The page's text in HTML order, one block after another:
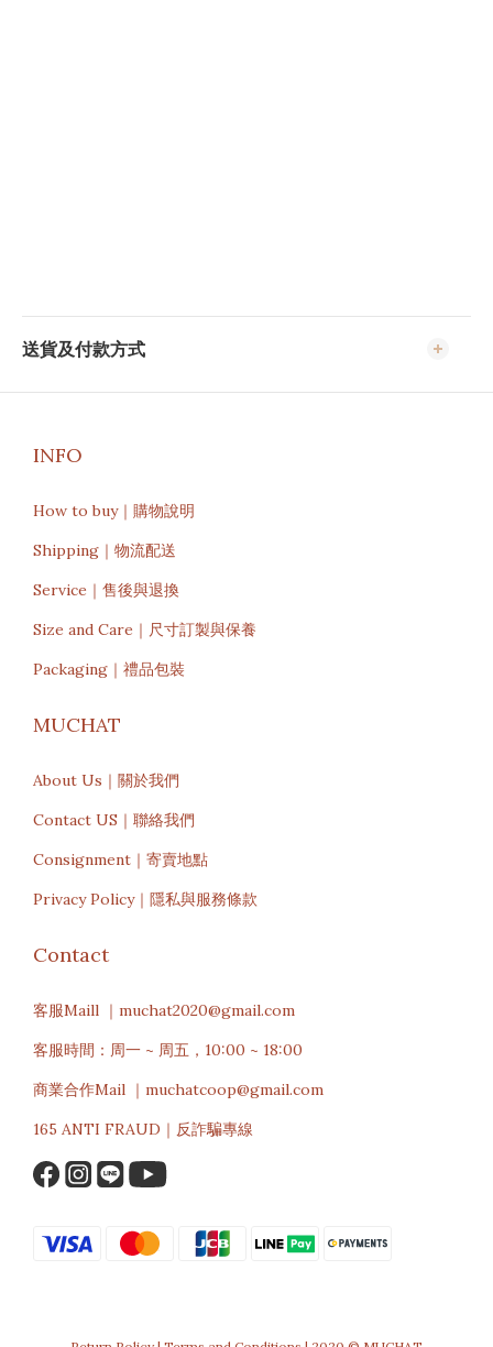
送貨及付款方式
INFO
How to buy｜購物說明
Shipping｜物流配送
Service｜售後與退換
Size and Care｜尺寸訂製與保養
Packaging｜禮品包裝
MUCHAT
About Us｜關於我們
Contact US｜聯絡我們
Consignment｜寄賣地點
Privacy Policy｜隱私與服務條款
Contact
客服Maill ｜muchat2020@gmail.com
客服時間：周一 ~ 周五，10:00 ~ 18:00
商業合作Mail ｜muchatcoop@gmail.com
165 ANTI FRAUD｜反詐騙專線